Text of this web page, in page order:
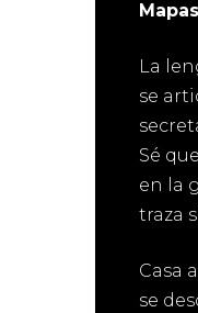
Mapas
La
se
Sé
en la
traza
Casa
se